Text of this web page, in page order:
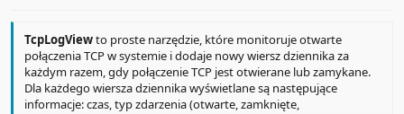
TcpLogViewto proste narzędzie, które monitoruje otwarte
połączenia TCP w systemie i dodaje nowy wiersz dziennika za
każdym razem, gdy połączenie TCP jest otwierane lub zamykane.
Dla każdego wiersza dziennika wyświetlane są następujące
informacje: czas, typ zdarzenia (otwarte, zamknięte,